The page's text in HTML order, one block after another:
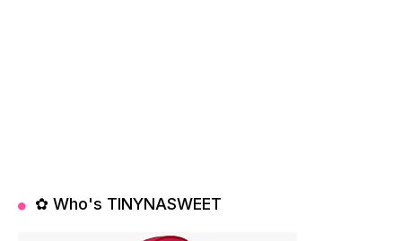
✿ Who's TINYNASWEET